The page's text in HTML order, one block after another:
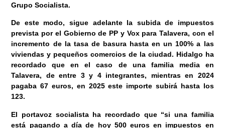
Grupo Socialista.
De este modo, sigue adelante la subida de impuestos
prevista por el Gobierno de PP y Vox para Talavera, con el
incremento de la tasa de basura hasta en un 100% a las
viviendas y pequeños comercios de la ciudad. Hidalgo ha
recordado que en el caso de una familia media en
Talavera, de entre 3 y 4 integrantes, mientras en 2024
pagaba 67 euros, en 2025 este importe subirá hasta los
123.
El portavoz socialista ha recordado que “si una familia
está pagando a día de hoy 500 euros en impuestos en